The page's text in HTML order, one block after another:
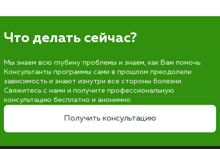
Что делать сейчас?
Мы знаем всю глубину проблемы и знаем, как Вам помочь.
Консультанты программы сами в прошлом преодолели
зависимость и знают изнутри все стороны болезни.
Свяжитесь с нами и получите профессиональную
консультацию бесплатно и анонимно.
Получить консультацию